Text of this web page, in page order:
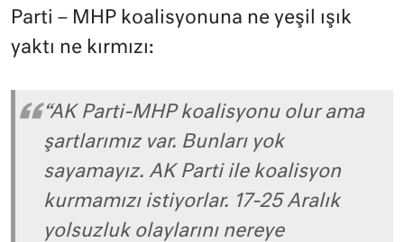
Parti – MHP koalisyonuna ne yeşil ışık
yaktı ne kırmızı:
“AK Parti-MHP koalisyonu olur ama
şartlarımız var. Bunları yok
sayamayız. AK Parti ile koalisyon
kurmamızı istiyorlar. 17-25 Aralık
yolsuzluk olaylarını nereye